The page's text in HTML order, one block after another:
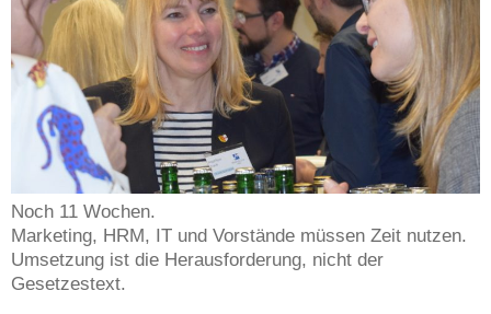
Noch 11 Wochen.
Marketing, HRM, IT und Vorstände müssen Zeit nutzen.
Umsetzung ist die Herausforderung, nicht der
Gesetzestext.